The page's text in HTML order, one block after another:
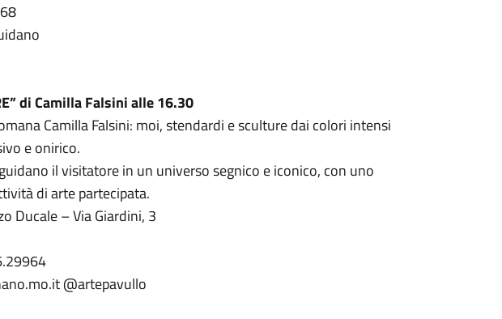
di Camilla Falsini alle 16.30
Camilla Falsini: moi, stendardi e sculture dai colori intensi
e onirico.
il visitatore in un universo segnico e iconico, con uno
di arte partecipata.
Ducale – Via Giardini, 3
@artepavullo